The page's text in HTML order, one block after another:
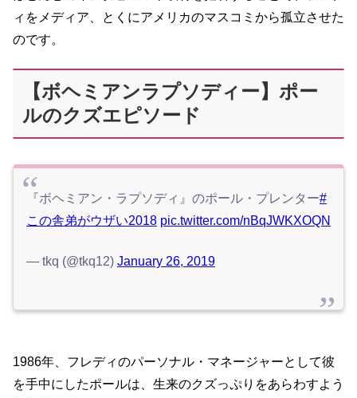
ィをメディア、とくにアメリカのマスコミから孤立させた
のです。
【ボヘミアンラプソディー】ポー
ルのクズエピソード
『ボヘミアン・ラプソディ』のポール・プレンター#
この舎弟がウザい2018 pic.twitter.com/nBqJWKXOQN
— tkq (@tkq12) January 26, 2019
1986年、フレディのパーソナル・マネージャーとして彼
を手中にしたポールは、生来のクズっぷりをあらわすよう